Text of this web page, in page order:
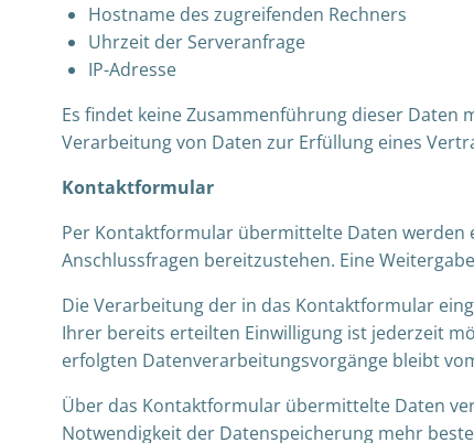
Hostname des zugreifenden Rechners
Uhrzeit der Serveranfrage
IP-Adresse
Es findet keine Zusammenführung dieser Daten
Verarbeitung von Daten zur Erfüllung eines
Kontaktformular
Per Kontaktformular übermittelte Daten
Anschlussfragen bereitzustehen. Eine
Die Verarbeitung der in das Kontaktformular
Ihrer bereits erteilten Einwilligung ist jederzeit
erfolgten Datenverarbeitungsvorgänge bleibt
Über das Kontaktformular übermittelte Daten
Notwendigkeit der Datenspeicherung mehr